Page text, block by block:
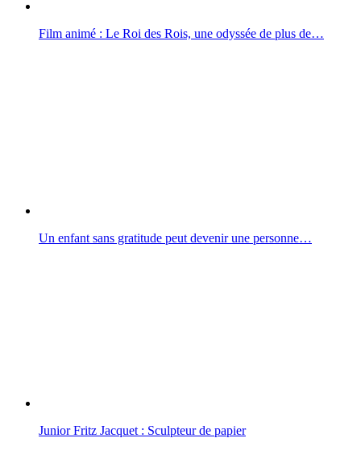
Film animé : Le Roi des Rois, une odyssée de plus de…
Un enfant sans gratitude peut devenir une personne…
Junior Fritz Jacquet : Sculpteur de papier